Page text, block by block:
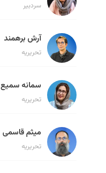
سردبیر
آرش برهمند
تحریریه
سمانه سمیع
تحریریه
میثم قاسمی
تحریریه